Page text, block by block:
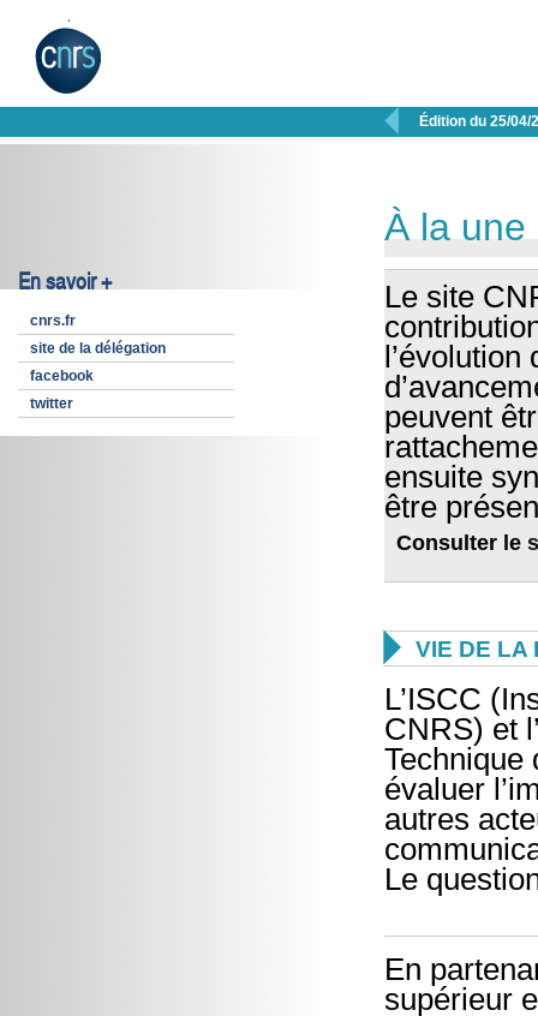
 Édition du 25/04/
En savoir +
cnrs.fr
site de la délégation
facebook
twitter
À la une
Le site
peuvent
ensuite
être
Consulter le
 VIE DE LA
L’ISCC
CNRS) et
Technique
évaluer
autres
Le
En
supérieur